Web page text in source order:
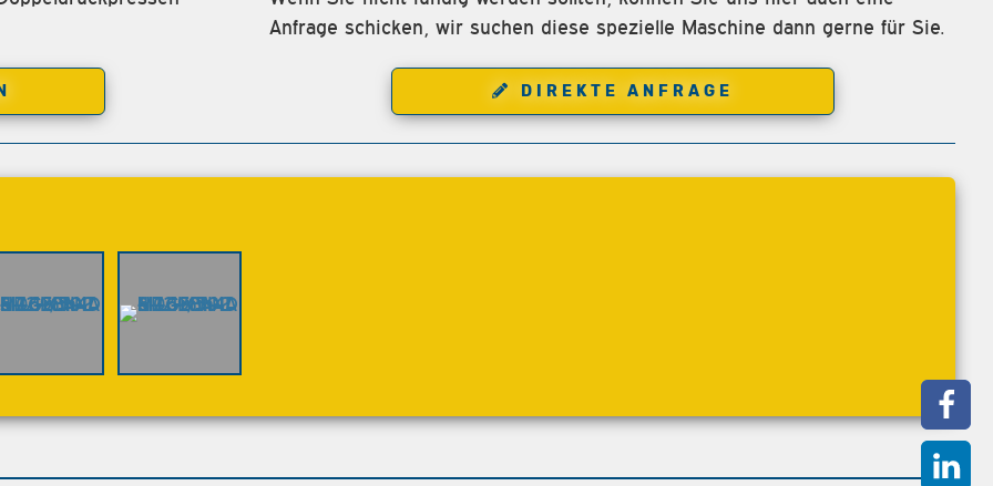
Anfrage schicken, wir suchen diese spezielle Maschine dann gerne für Sie.
DIREKTE ANFRAGE